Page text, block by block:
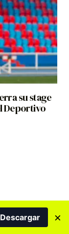
su stage
Deportivo
Descargar ×